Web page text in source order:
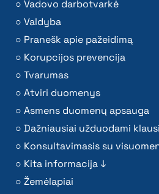
Vadovo darbotvarkė
Valdyba
Pranešk apie pažeidimą
Korupcijos prevencija
Tvarumas
Atviri duomenys
Asmens duomenų apsauga
Dažniausiai užduodami
Konsultavimasis su
Kita informacija ↓
Žemėlapiai